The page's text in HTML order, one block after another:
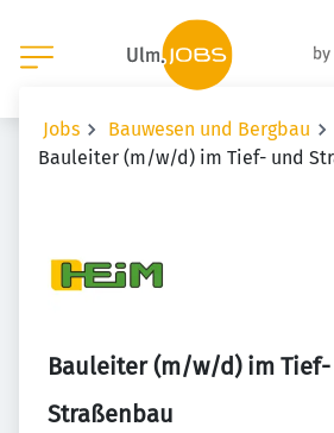
Jobs
Bauwesen und Bergbau
Bauleiter (m/w/d) im Tief- und
Bauleiter (m/w/d) im Tief-
Straßenbau